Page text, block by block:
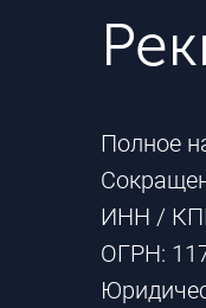
Полное
ИНН /
ОГРН: